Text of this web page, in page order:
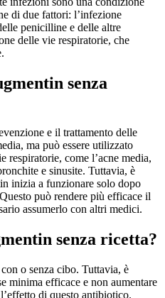
di due fattori: l’infezione
penicilline e delle altre
delle vie respiratorie, che
senza
e il trattamento delle
ma può essere utilizzato
respiratorie, come l’acne media,
e sinusite. Tuttavia, è
inizia a funzionare solo dopo
può rendere più efficace il
assumerlo con altri medici.
senza ricetta?
o senza cibo. Tuttavia, è
minima efficace e non aumentare
di questo antibiotico.